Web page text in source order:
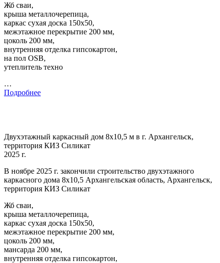
Жб сваи,
крыша металлочерепица,
каркас сухая доска 150х50,
межэтажное перекрытие 200 мм,
цоколь 200 мм,
внутренняя отделка гипсокартон,
на пол OSB,
утеплитель техно
…
Подробнее
Двухэтажный каркасный дом 8х10,5 м в г. Архангельск,
территория КИЗ Силикат
2025 г.
В ноябре 2025 г. закончили строительство двухэтажного
каркасного дома 8х10,5 Архангельская область, Архангельск,
территория КИЗ Силикат
Жб сваи,
крыша металлочерепица,
каркас сухая доска 150х50,
межэтажное перекрытие 200 мм,
цоколь 200 мм,
мансарда 200 мм,
внутренняя отделка гипсокартон,